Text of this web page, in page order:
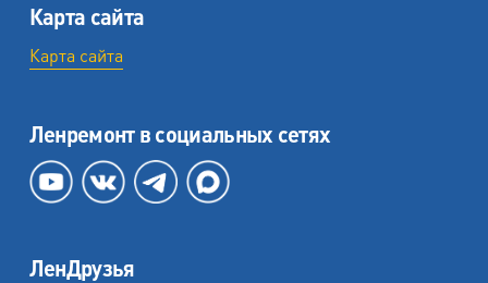
Карта сайта
Карта сайта
Ленремонт в социальных сетях
ЛенДрузья